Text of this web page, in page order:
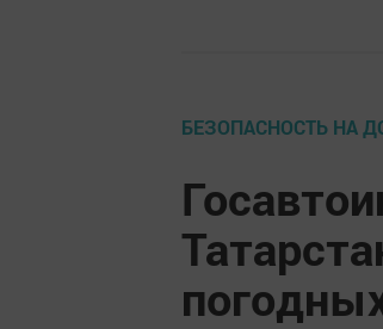
БЕЗОПАСНОСТЬ НА